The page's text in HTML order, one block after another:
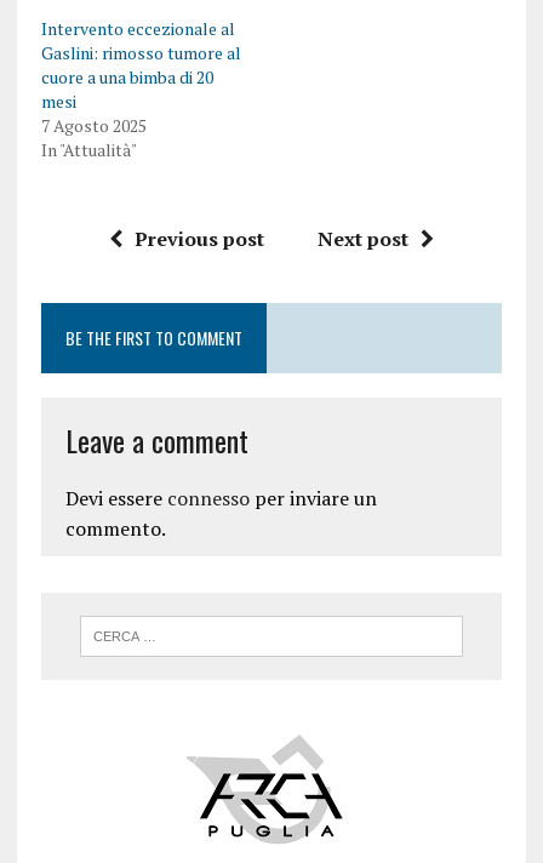
Intervento eccezionale al
Gaslini: rimosso tumore al
cuore a una bimba di 20
mesi
7 Agosto 2025
In "Attualità"
Previous post Next post
BE THE FIRST TO COMMENT
Leave a comment
Devi essere connessoper inviare un
commento.